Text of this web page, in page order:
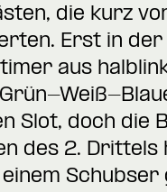
die kurz
Erst in der
aus
Weiß-
Slot, doch die
des 2. Drittels